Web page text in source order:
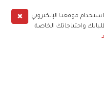
✖
موقعنا الإلكتروني
واحتياجاتك الخاصة